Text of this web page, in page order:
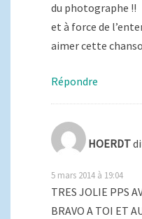
du photographe !!
et à force de
aimer cette
Répondre
HOERDT
5 mars 2014 à 19:04
TRES JOLIE PPS
BRAVO A TOI ET